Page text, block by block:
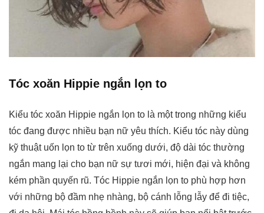
Tóc xoăn Hippie ngắn lọn to
Kiểu tóc xoăn Hippie ngắn lọn to là một trong những kiểu
tóc đang được nhiều bạn nữ yêu thích. Kiểu tóc này dùng
kỹ thuật uốn lọn to từ trên xuống dưới, độ dài tóc thường
ngắn mang lại cho bạn nữ sự tươi mới, hiện đại và không
kém phần quyến rũ. Tóc Hippie ngắn lọn to phù hợp hơn
với những bộ đầm nhẹ nhàng, bộ cánh lỗng lẫy để đi tiệc,